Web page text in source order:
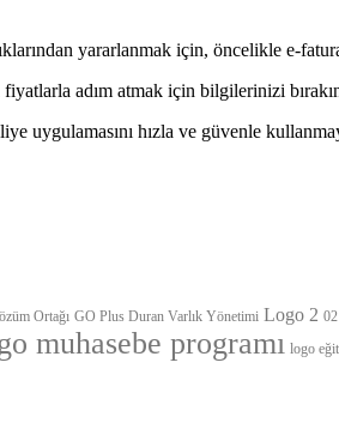
yararlanmak için, öncelikle e-
adım atmak için bilgilerinizi
uygulamasını hızla ve güvenle
Ortağı GO Plus Duran Varlık Yönetimi Logo 2
muhasebe programı logo